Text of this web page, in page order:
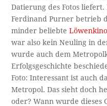
Datierung des Fotos
Ferdinand Purner betrieb
minder beliebteLöwenkino
war also kein Neuling in
wurde auch dem
Erfolgsgeschichte
Foto: Interessant ist auch
Metropol. Das sieht doch
oder? Wann wurde dieses